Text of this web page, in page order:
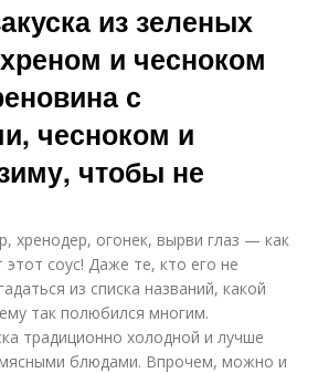
из зеленых
и чесноком
с
чесноком и
чтобы не
хренодер, огонек, вырви глаз — как
соус! Даже те, кто его не
из списка названий, какой
так полюбился многим.
традиционно холодной и лучше
мясными блюдами. Впрочем, можно и